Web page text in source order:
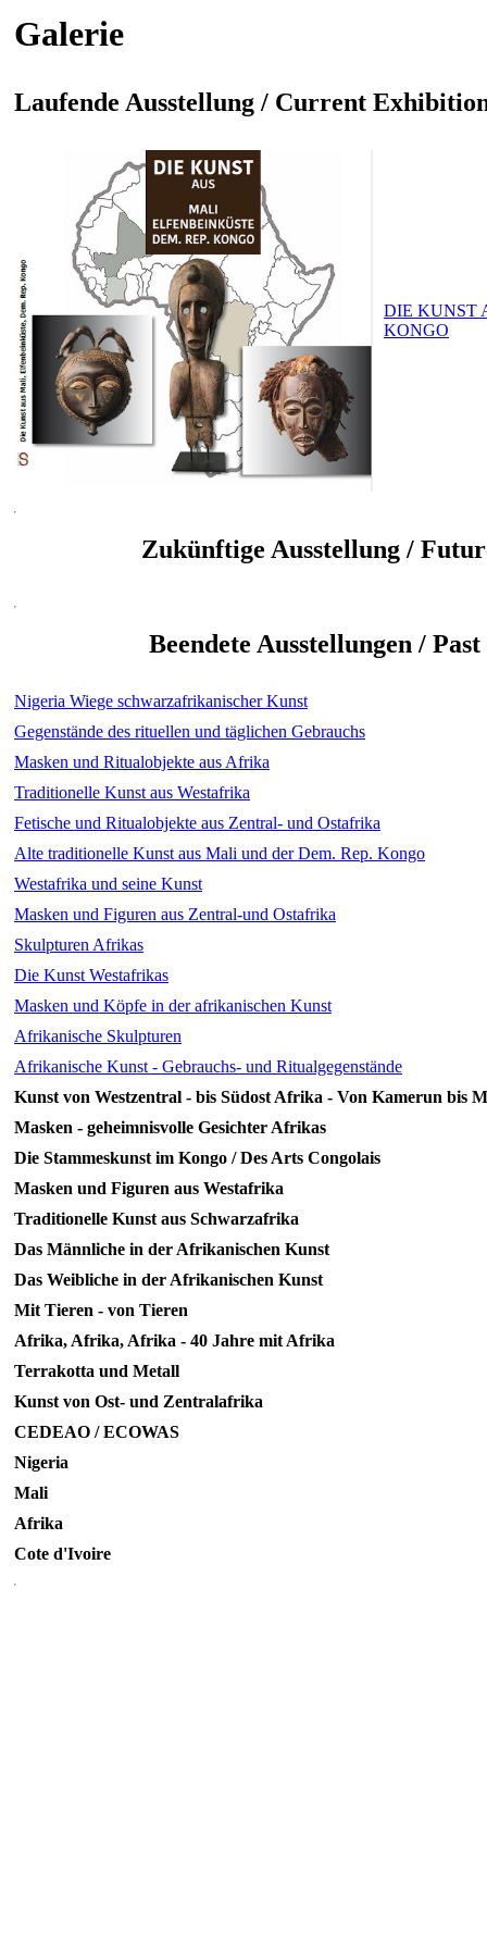
Galerie
Laufende Ausstellung / Current
DIE KUNST
KONGO
Zukünftige Ausstellung /
Beendete Ausstellungen /
Nigeria Wiege schwarzafrikanischer Kunst
Gegenstände des rituellen und täglichen Gebrauchs
Masken und Ritualobjekte aus Afrika
Traditionelle Kunst aus Westafrika
Fetische und Ritualobjekte aus Zentral- und Ostafrika
Alte traditionelle Kunst aus Mali und der Dem. Rep. Kongo
Westafrika und seine Kunst
Masken und Figuren aus Zentral-und Ostafrika
Skulpturen Afrikas
Die Kunst Westafrikas
Masken und Köpfe in der afrikanischen Kunst
Afrikanische Skulpturen
Afrikanische Kunst - Gebrauchs- und Ritualgegenstände
Kunst von Westzentral - bis Südost Afrika - Von Kamerun bis
Masken - geheimnisvolle Gesichter Afrikas
Die Stammeskunst im Kongo / Des Arts Congolais
Masken und Figuren aus Westafrika
Traditionelle Kunst aus Schwarzafrika
Das Männliche in der Afrikanischen Kunst
Das Weibliche in der Afrikanischen Kunst
Mit Tieren - von Tieren
Afrika, Afrika, Afrika - 40 Jahre mit Afrika
Terrakotta und Metall
Kunst von Ost- und Zentralafrika
CEDEAO / ECOWAS
Nigeria
Mali
Afrika
Cote d'Ivoire